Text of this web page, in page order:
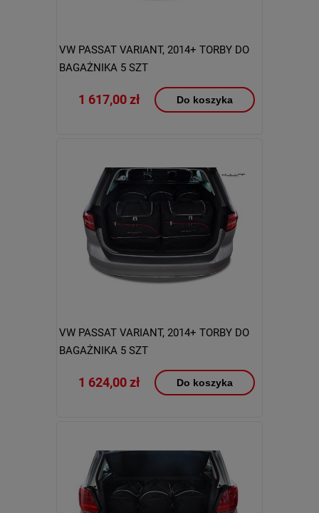
VW PASSAT VARIANT, 2014+ TORBY DO
BAGAŻNIKA 5 SZT
1 617,00 zł Do koszyka
VW PASSAT VARIANT, 2014+ TORBY DO
BAGAŻNIKA 5 SZT
1 624,00 zł Do koszyka